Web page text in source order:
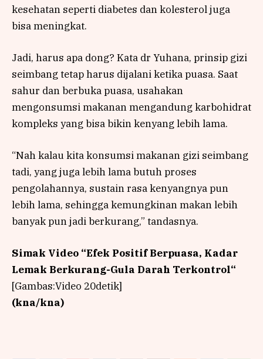
kesehatan seperti diabetes dan kolesterol juga
bisa meningkat.
Jadi, harus apa dong? Kata dr Yuhana, prinsip gizi
seimbang tetap harus dijalani ketika puasa. Saat
sahur dan berbuka puasa, usahakan
mengonsumsi makanan mengandung karbohidrat
kompleks yang bisa bikin kenyang lebih lama.
“Nah kalau kita konsumsi makanan gizi seimbang
tadi, yang juga lebih lama butuh proses
pengolahannya, sustain rasa kenyangnya pun
lebih lama, sehingga kemungkinan makan lebih
banyak pun jadi berkurang,” tandasnya.
Simak Video “Efek Positif Berpuasa, Kadar
Lemak Berkurang-Gula Darah Terkontrol“
[Gambas:Video 20detik]
(kna/kna)